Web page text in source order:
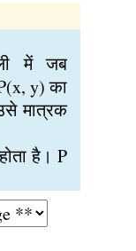
में जब
y) का
मात्रक
है। P